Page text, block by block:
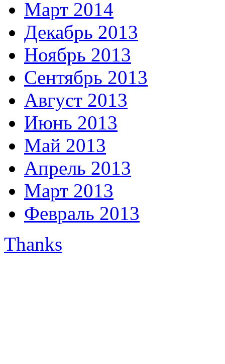
Март 2014
Декабрь 2013
Ноябрь 2013
Сентябрь 2013
Август 2013
Июнь 2013
Май 2013
Апрель 2013
Март 2013
Февраль 2013
Thanks